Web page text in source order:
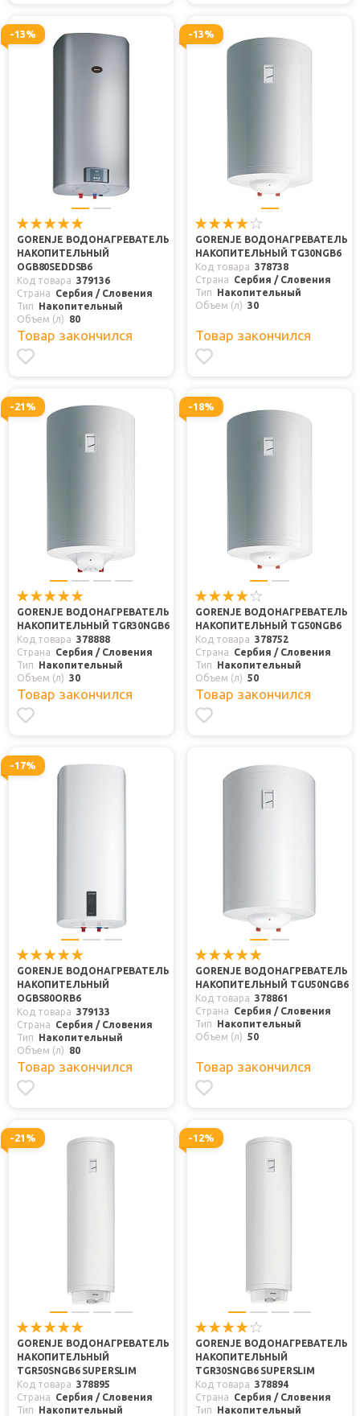
-13%
GORENJE ВОДОНАГРЕВАТЕЛЬ
НАКОПИТЕЛЬНЫЙ
OGB80SEDDSB6
Код товара 379136
Страна
Сербия / Словения
Тип
Накопительный
Объем (л)
80
Товар закончился
-13%
GORENJE ВОДОНАГРЕВАТЕЛЬ
НАКОПИТЕЛЬНЫЙ TG30NGB6
Код товара 378738
Страна
Сербия / Словения
Тип
Накопительный
Объем (л) 30
Товар закончился
-21%
GORENJE ВОДОНАГРЕВАТЕЛЬ
НАКОПИТЕЛЬНЫЙ TGR30NGB6
Код товара 378888
Страна
Сербия / Словения
Тип
Накопительный
Объем (л) 30
Товар закончился
-18%
GORENJE ВОДОНАГРЕВАТЕЛЬ
НАКОПИТЕЛЬНЫЙ TG50NGB6
Код товара 378752
Страна
Сербия / Словения
Тип
Накопительный
Объем (л) 50
Товар закончился
-17%
GORENJE ВОДОНАГРЕВАТЕЛЬ
НАКОПИТЕЛЬНЫЙ
OGBS80ORB6
Код товара 379133
Страна
Сербия / Словения
Тип
Накопительный
Объем (л)
80
Товар закончился
GORENJE ВОДОНАГРЕВАТЕЛЬ
НАКОПИТЕЛЬНЫЙ TGU50NGB6
Код товара 378861
Страна
Сербия / Словения
Тип
Накопительный
Объем (л) 50
Товар закончился
-21%
GORENJE ВОДОНАГРЕВАТЕЛЬ
НАКОПИТЕЛЬНЫЙ
TGR50SNGB6 SUPERSLIM
Код товара 378895
Страна
Сербия / Словения
Тип
Накопительный
-12%
GORENJE ВОДОНАГРЕВАТЕЛЬ
НАКОПИТЕЛЬНЫЙ
TGR30SNGB6 SUPERSLIM
Код товара 378894
Страна
Сербия / Словения
Тип
Накопительный